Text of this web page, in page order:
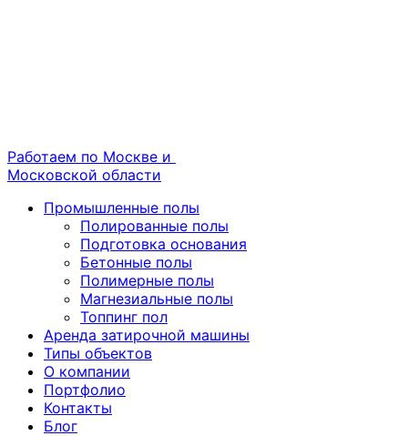
Работаем по Москве и
Московской области
Промышленные полы
Полированные полы
Подготовка основания
Бетонные полы
Полимерные полы
Магнезиальные полы
Топпинг пол
Аренда затирочной машины
Типы объектов
О компании
Портфолио
Контакты
Блог